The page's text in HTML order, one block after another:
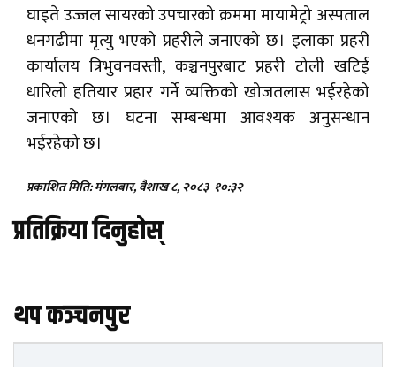
घाइते उज्जल सायरको उपचारको क्रममा मायामेट्रो अस्पताल
धनगढीमा मृत्यु भएको प्रहरीले जनाएको छ। इलाका प्रहरी
कार्यालय त्रिभुवनवस्ती, कञ्चनपुरबाट प्रहरी टोली खटिई
धारिलो हतियार प्रहार गर्ने व्यक्तिको खोजतलास भईरहेको
जनाएको छ। घटना सम्बन्धमा आवश्यक अनुसन्धान
भईरहेको छ।
प्रकाशित मिति: मंगलबार, वैशाख ८, २०८३ १०:३२
प्रतिक्रिया दिनुहोस्
थप कञ्चनपुर